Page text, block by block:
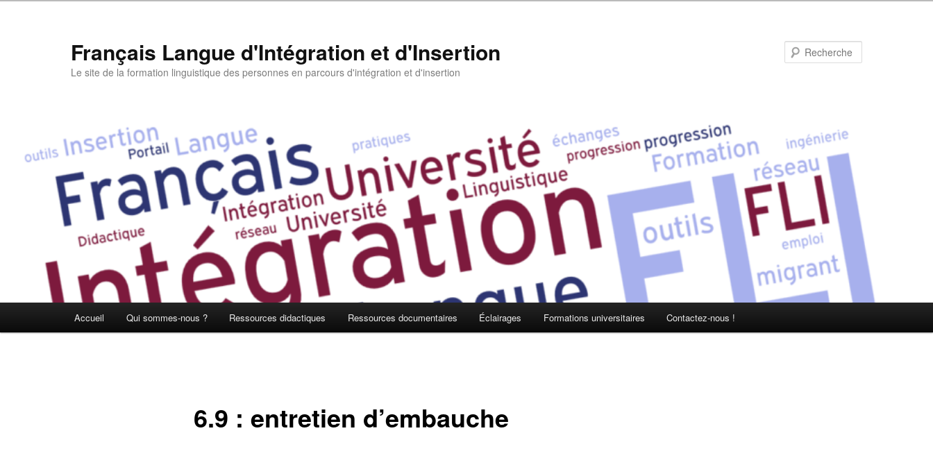
Français Langue d'Intégration et d'Insertion
Le site de la formation linguistique des personnes en parcours d'intégration et d'insertion
Accueil Qui sommes-nous ? Ressources didactiques Ressources documentaires Éclairages Formations universitaires Contactez-nous !
6.9 : entretien d’embauche